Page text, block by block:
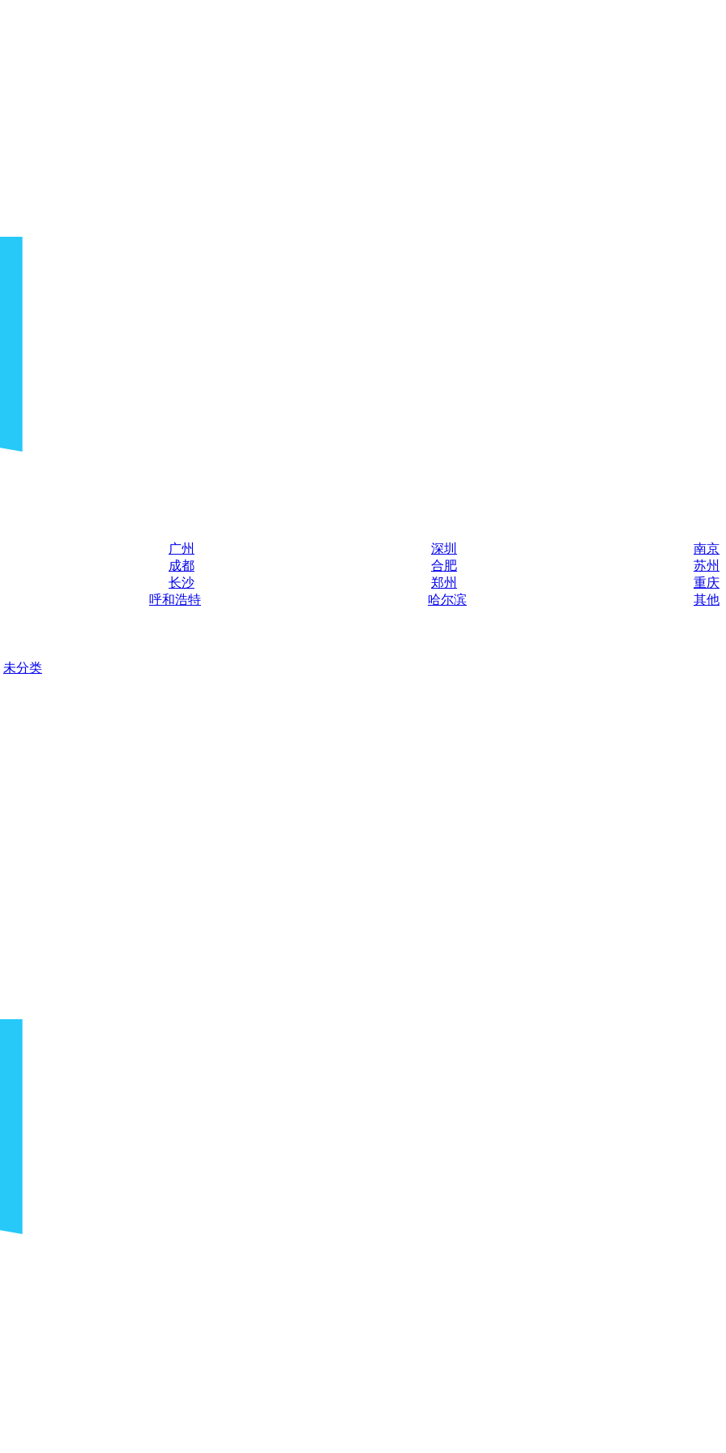
广州 深圳
南京
成都 合肥
苏州
长沙 郑州
重庆
呼和浩特 哈尔滨
其他
未分类